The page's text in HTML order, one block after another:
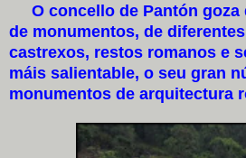
O concello de Pantón goza
de monumentos, de
castrexos, restos romanos e
máis salientable, o seu gran
monumentos de arquitectura